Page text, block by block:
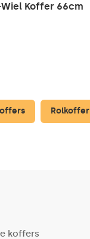
Koffer 66cm
Rolkoffer
koffers